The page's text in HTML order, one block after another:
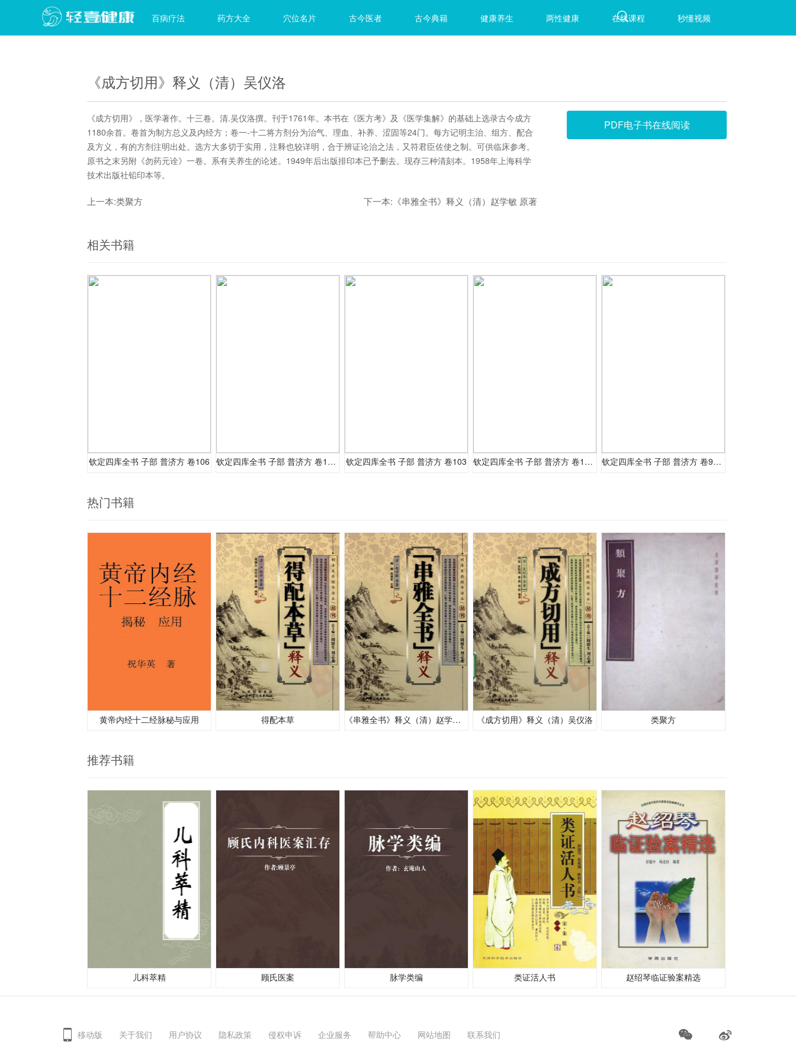
首页 百病疗法 药方大全 穴位名片 古今医者 古今典籍 健康养生 两性健康 在线课程 秒懂视频
《成方切用》释义（清）吴仪洛
PDF电子书在线阅读
《成方切用》，医学著作。十三卷。清.吴仪洛撰。刊于1761年。本书在《医方考》及《医学集解》的基础上选录古今成方
1180余首。卷首为制方总义及内经方；卷一-十二将方剂分为治气、理血、补养、涩固等24门。每方记明主治、组方、配合
及方义，有的方剂注明出处。选方大多切于实用，注释也较详明，合于辨证论治之法，又符君臣佐使之制。可供临床参考。
原书之末另附《勿药元诠》一卷。系有关养生的论述。1949年后出版排印本已予删去。现存三种清刻本。1958年上海科学
技术出版社铅印本等。
上一本:类聚方 下一本: 《串雅全书》释义（清）赵学敏 原著
相关书籍
钦定四库全书 子部 普济方 卷106 钦定四库全书 子部 普济方 卷104-105 钦定四库全书 子部 普济方 卷103 钦定四库全书 子部 普济方 卷101-102 钦定四库全书 子部 普济方 卷99-100
热门书籍
黄帝内经十二经脉秘与应用 得配本草 《串雅全书》释义（清）赵学敏 原著 《成方切用》释义（清）吴仪洛 类聚方
推荐书籍
儿科萃精 顾氏医案 脉学类编 类证活人书 赵绍琴临证验案精选
移动版 关于我们 用户协议 隐私政策 侵权申诉 企业服务 帮助中心 网站地图 联系我们